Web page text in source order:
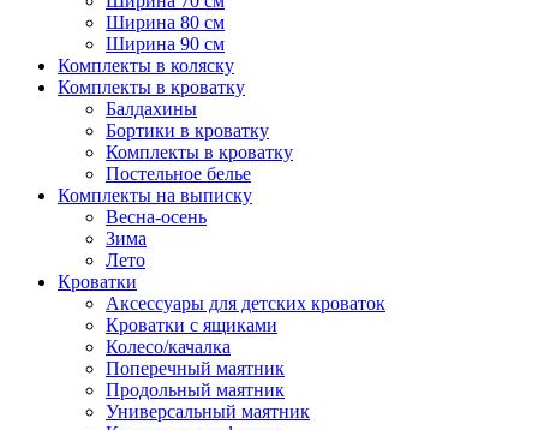
Ширина 80 см
Ширина 90 см
Комплекты в коляску
Комплекты в кроватку
Балдахины
Бортики в кроватку
Комплекты в кроватку
Постельное белье
Комплекты на выписку
Весна-осень
Зима
Лето
Кроватки
Аксессуары для детских кроваток
Кроватки с ящиками
Колесо/качалка
Поперечный маятник
Продольный маятник
Универсальный маятник